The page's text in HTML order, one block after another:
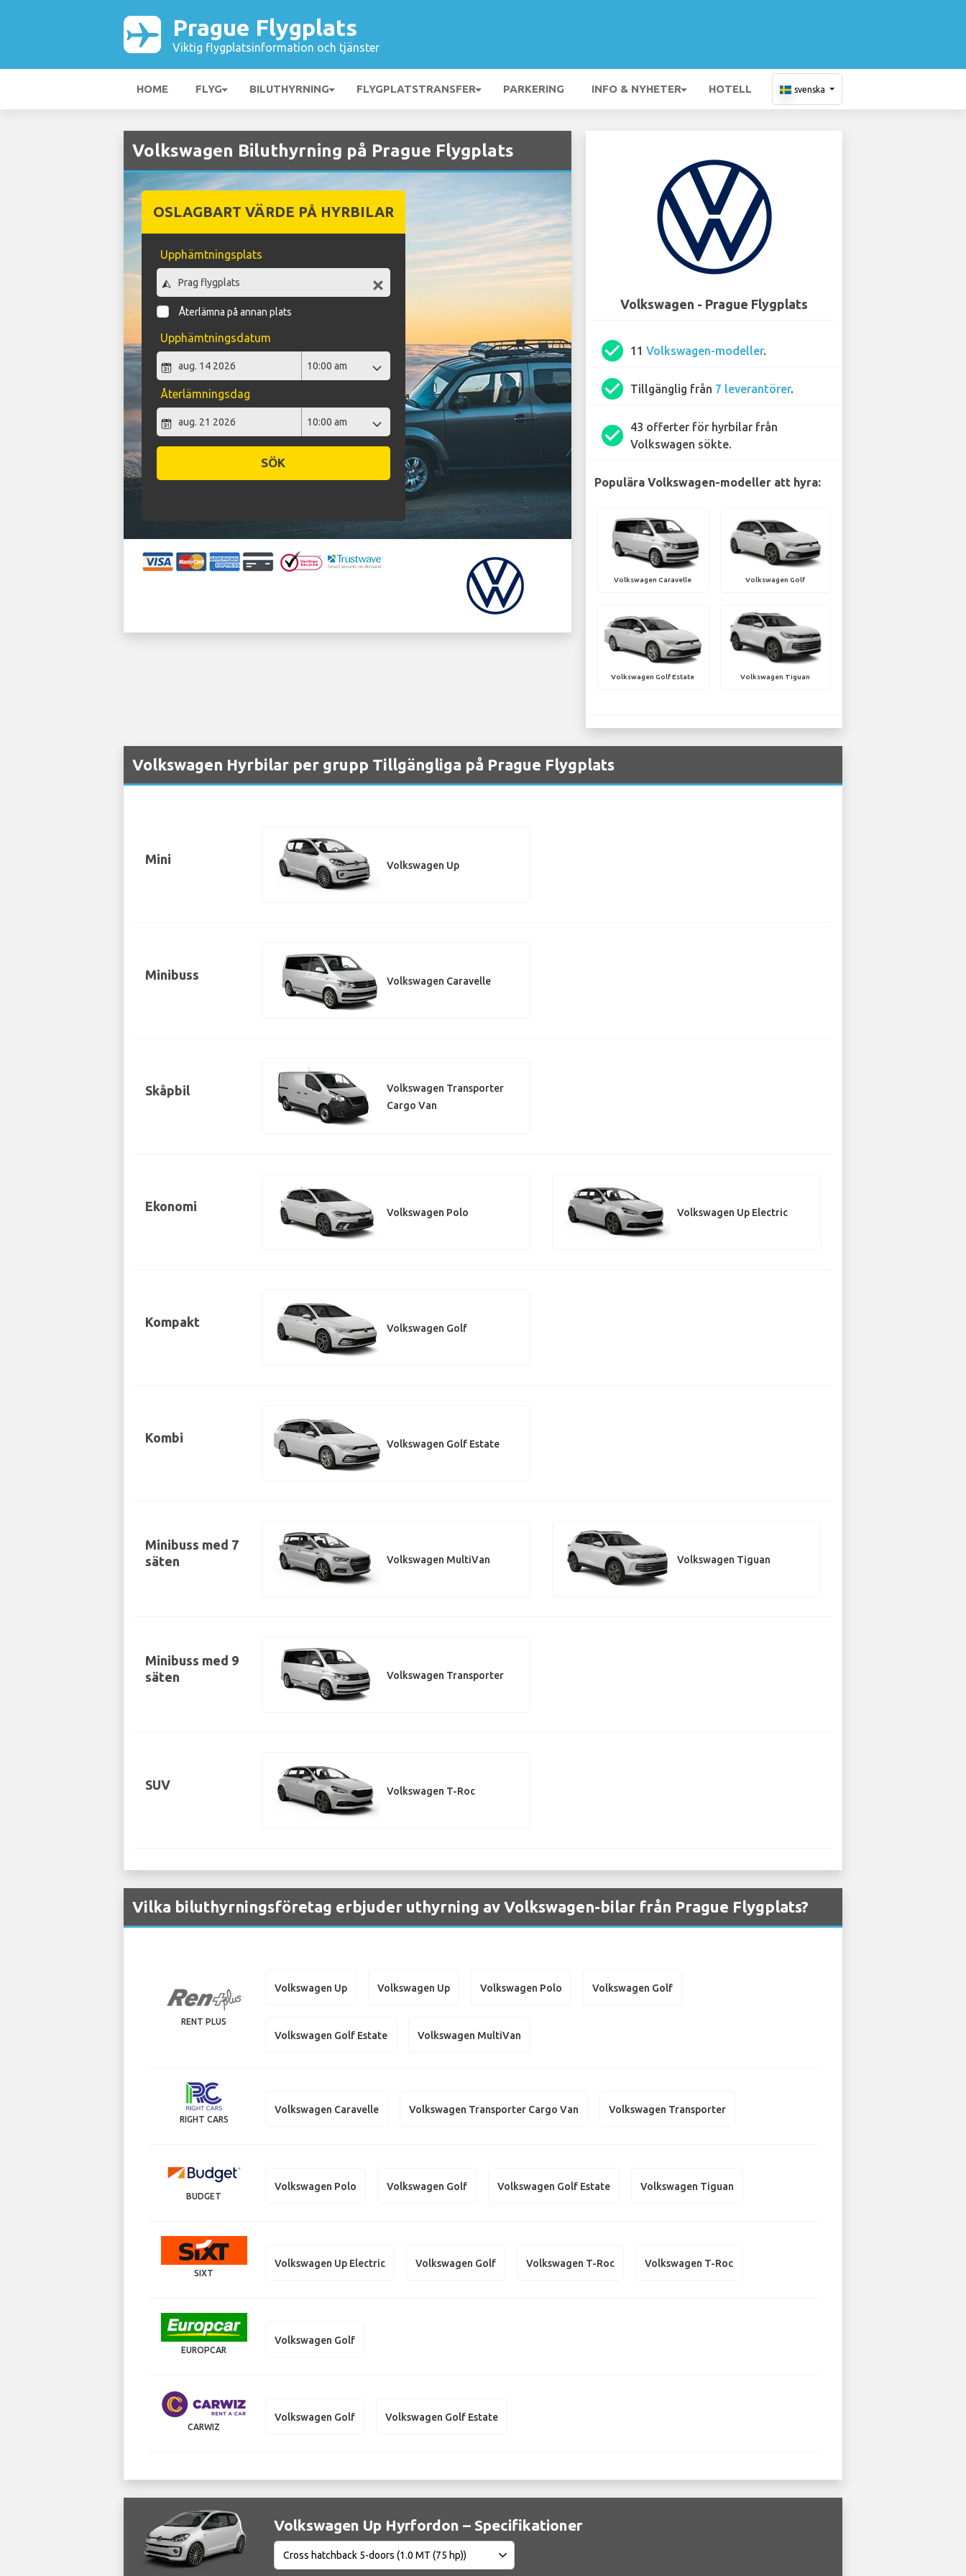
Prague Flygplats
Viktig flygplatsinformation och tjänster
HOME FLYG BILUTHYRNING FLYGPLATSTRANSFER PARKERING INFO & NYHETER HOTELL svenska
Volkswagen Biluthyrning på Prague Flygplats
OSLAGBART VÄRDE PÅ HYRBILAR
Upphämtningsplats
Återlämna på annan plats
Upphämtningsdatum
Återlämningsdag
SÖK
Volkswagen - Prague Flygplats
check_circle 11Volkswagen-modeller.
check_circle Tillgänglig från 7 leverantörer.
check_circle
43 offerter för hyrbilar från
Volkswagen sökte.
Populära Volkswagen-modeller att hyra:
Volkswagen Caravelle Volkswagen Golf
Volkswagen Golf Estate Volkswagen Tiguan
Volkswagen Hyrbilar per grupp Tillgängliga på Prague Flygplats
Mini Volkswagen Up
Minibuss Volkswagen Caravelle
Skåpbil
Volkswagen Transporter
Cargo Van
Ekonomi Volkswagen Polo Volkswagen Up Electric
Kompakt Volkswagen Golf
Kombi Volkswagen Golf Estate
Minibuss med 7
säten
Volkswagen MultiVan Volkswagen Tiguan
Minibuss med 9
säten
Volkswagen Transporter
SUV Volkswagen T-Roc
Vilka biluthyrningsföretag erbjuder uthyrning av Volkswagen-bilar från Prague Flygplats?
RENT PLUS
Volkswagen Up Volkswagen Up Volkswagen Polo Volkswagen Golf
Volkswagen Golf Estate Volkswagen MultiVan
RIGHT CARS
Volkswagen Caravelle Volkswagen Transporter Cargo Van Volkswagen Transporter
BUDGET
Volkswagen Polo Volkswagen Golf Volkswagen Golf Estate Volkswagen Tiguan
SIXT
Volkswagen Up Electric Volkswagen Golf Volkswagen T-Roc Volkswagen T-Roc
EUROPCAR
Volkswagen Golf
CARWIZ
Volkswagen Golf Volkswagen Golf Estate
Volkswagen Up Hyrfordon – Specifikationer